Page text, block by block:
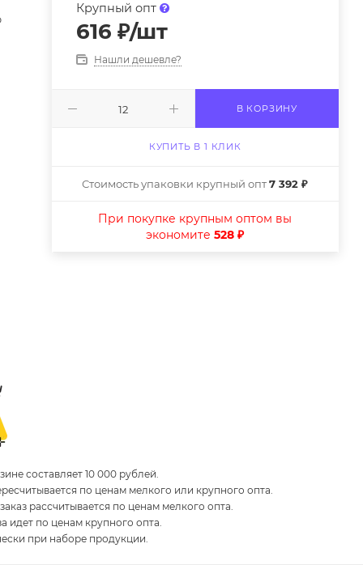
Крупный опт
616 ₽/шт
Нашли дешевле?
В КОРЗИНУ
КУПИТЬ В 1 КЛИК
Стоимость упаковки крупный опт7 392 ₽
При покупке крупным оптом вы
экономите528 ₽
составляет 10 000 рублей.
по ценам мелкого или крупного опта.
рассчитывается по ценам мелкого опта.
идет по ценам крупного опта.
при наборе продукции.